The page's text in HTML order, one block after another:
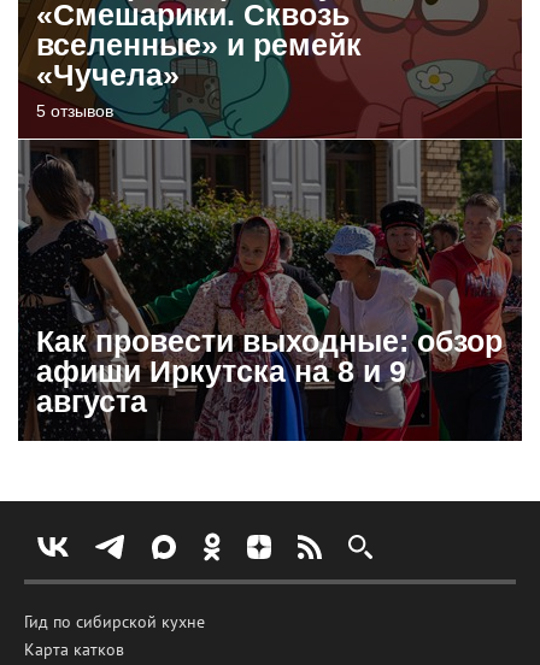
«Смешарики. Сквозь
вселенные» и ремейк
«Чучела»
5 отзывов
Как провести выходные: обзор
афиши Иркутска на 8 и 9
августа
Гид по сибирской кухне
Карта катков